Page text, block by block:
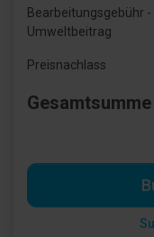
Bearbeitungsgebühr -
Umweltbeitrag
Preisnachlass
Gesamtsumme